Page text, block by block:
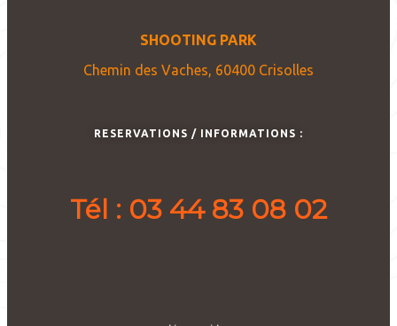
SHOOTING PARK
Chemin des Vaches, 60400 Crisolles
RESERVATIONS / INFORMATIONS :
Tél : 03 44 83 08 02